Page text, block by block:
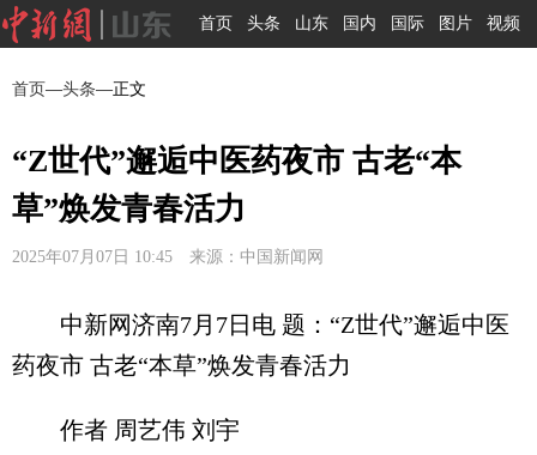
首页 头条 山东 国内 国际 图片 视频
首页—头条—正文
“Z世代”邂逅中医药夜市 古老“本
草”焕发青春活力
2025年07月07日 10:45 来源：中国新闻网
中新网济南7月7日电 题：“Z世代”邂逅中医
药夜市 古老“本草”焕发青春活力
作者 周艺伟 刘宇